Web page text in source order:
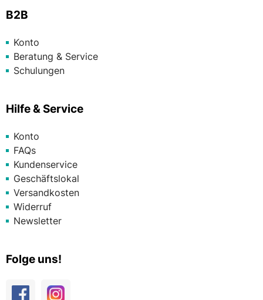
B2B
Konto
Beratung & Service
Schulungen
Hilfe & Service
Konto
FAQs
Kundenservice
Geschäftslokal
Versandkosten
Widerruf
Newsletter
Folge uns!